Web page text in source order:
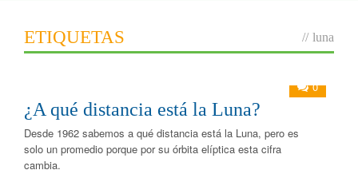
ETIQUETAS // luna
0
¿A qué distancia está la Luna?
Desde 1962 sabemos a qué distancia está la Luna, pero es
solo un promedio porque por su órbita elíptica esta cifra
cambia.